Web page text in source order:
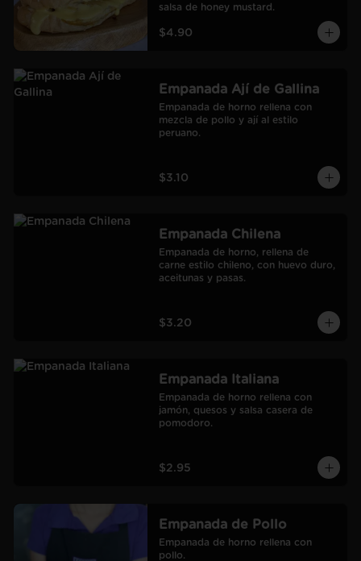
salsa de honey mustard.
$4.90
Empanada Ají de Gallina
Empanada de horno rellena con
mezcla de pollo y ají al estilo
peruano.
$3.10
Empanada Chilena
Empanada de horno, rellena de
carne estilo chileno, con huevo duro,
aceitunas y pasas.
$3.20
Empanada Italiana
Empanada de horno rellena con
jamón, quesos y salsa casera de
pomodoro.
$2.95
Empanada de Pollo
Empanada de horno rellena con
pollo.